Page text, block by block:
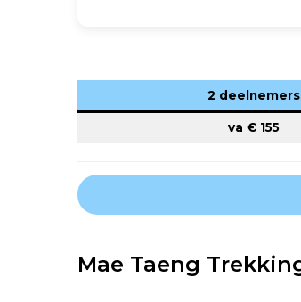
2 deelnemers
va € 155
Mae Taeng